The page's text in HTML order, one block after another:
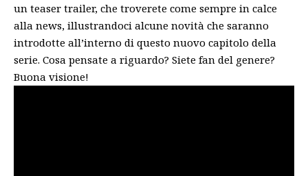
un teaser trailer, che troverete come sempre in calce
alla news, illustrandoci alcune novità che saranno
introdotte all’interno di questo nuovo capitolo della
serie. Cosa pensate a riguardo? Siete fan del genere?
Buona visione!